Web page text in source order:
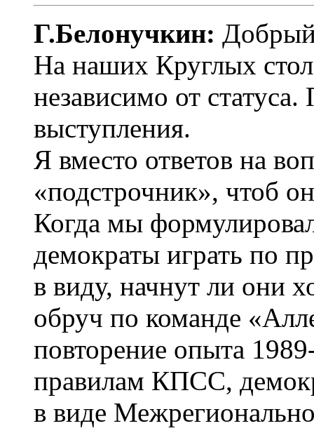
Г.Белонучкин:
На наших Круглых
независимо от
выступления.
Я вместо ответов на
«подстрочник», чтоб
Когда мы
демократы играть по
в виду, начнут ли они
обруч по команде
повторение опыта
правилам КПСС,
в виде